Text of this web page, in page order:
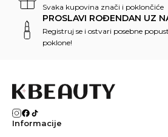
Svaka kupovina znači i poklončiće
PROSLAVI ROĐENDAN UZ
Registruj se i ostvari posebne
poklone!
Informacije